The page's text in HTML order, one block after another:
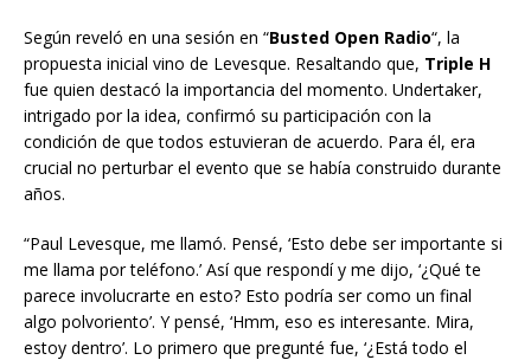
Según reveló en una sesión en “Busted Open Radio“, la
propuesta inicial vino de Levesque. Resaltando que, Triple H
fue quien destacó la importancia del momento. Undertaker,
intrigado por la idea, confirmó su participación con la
condición de que todos estuvieran de acuerdo. Para él, era
crucial no perturbar el evento que se había construido durante
años.
“Paul Levesque, me llamó. Pensé, ‘Esto debe ser importante si
me llama por teléfono.’ Así que respondí y me dijo, ‘¿Qué te
parece involucrarte en esto? Esto podría ser como un final
algo polvoriento’. Y pensé, ‘Hmm, eso es interesante. Mira,
estoy dentro’. Lo primero que pregunté fue, ‘¿Está todo el